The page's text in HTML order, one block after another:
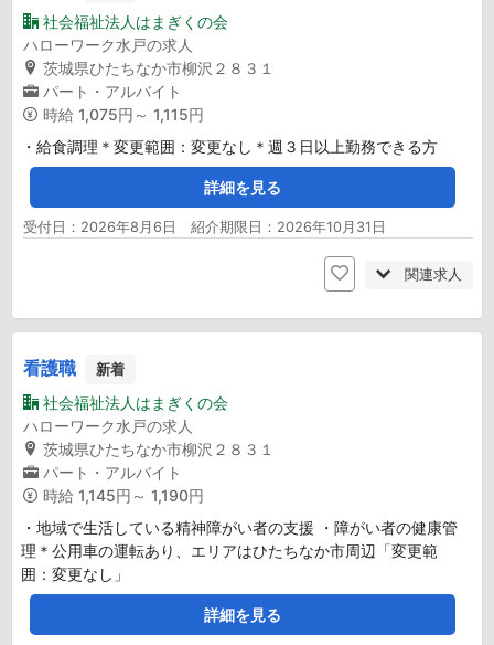
社会福祉法人はまぎくの会
ハローワーク水戸の求人
茨城県ひたちなか市柳沢２８３１
パート・アルバイト
時給 1,075円～ 1,115円
・給食調理＊変更範囲：変更なし＊週３日以上勤務できる方
詳細を見る
受付日：2026年8月6日 紹介期限日：2026年10月31日
関連求人
看護職 新着
社会福祉法人はまぎくの会
ハローワーク水戸の求人
茨城県ひたちなか市柳沢２８３１
パート・アルバイト
時給 1,145円～ 1,190円
・地域で生活している精神障がい者の支援 ・障がい者の健康管
理＊公用車の運転あり、エリアはひたちなか市周辺「変更範
囲：変更なし」
詳細を見る